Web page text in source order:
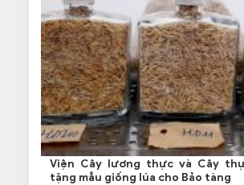
Viện Cây lương thực và Cây
tặng mẫu giống lúa cho Bảo tàng